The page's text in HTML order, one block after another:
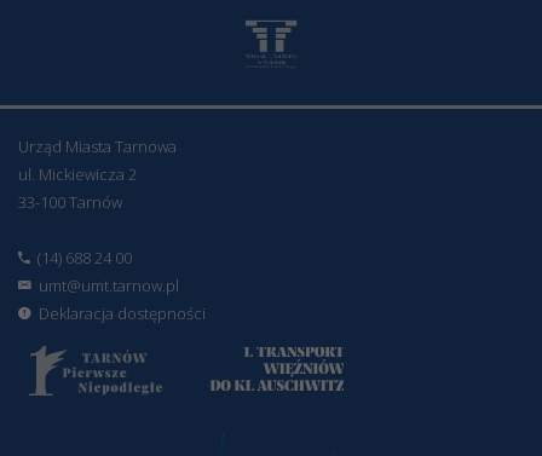
Urząd Miasta Tarnowa
ul. Mickiewicza 2
33-100 Tarnów
(14) 688 24 00
umt@umt.tarnow.pl
Deklaracja dostępności